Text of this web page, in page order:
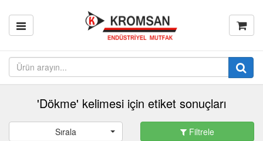
'Dökme' kelimesi için etiket sonuçları
Sırala Filtrele